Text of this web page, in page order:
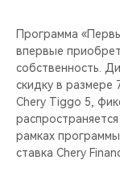
CHERY И СПОРТ
НАШИ
ВИДЕООБЗОРЫ
CHERY ДЛЯ ДЕТЕЙ
Программа
впервые
собственность.
скидку в размере
Chery Tiggo 5,
рамках
ставка Chery